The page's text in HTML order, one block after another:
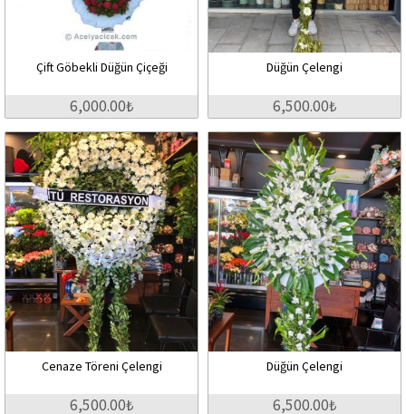
Çift Göbekli Düğün Çiçeği
6,000.00₺
Düğün Çelengi
6,500.00₺
Cenaze Töreni Çelengi
6,500.00₺
Düğün Çelengi
6,500.00₺